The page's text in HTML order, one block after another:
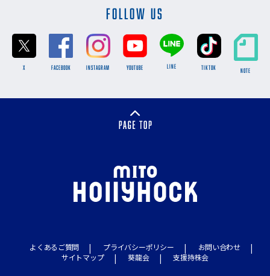
FOLLOW US
X FACEBOOK INSTAGRAM YOUTUBE LINE TikTok NOTE
よくあるご質問 プライバシーポリシー
お問い合わせ
サイトマップ
葵龍会 支援持株会